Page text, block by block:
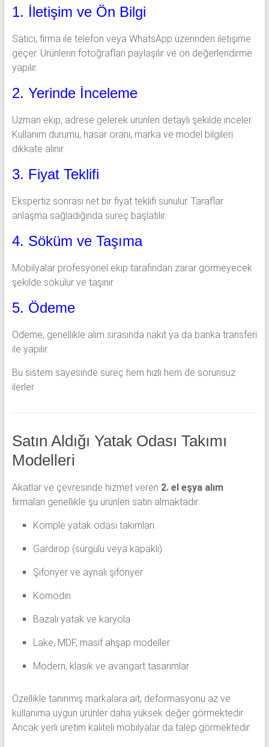
1. İletişim ve Ön Bilgi
Satıcı, firma ile telefon veya WhatsApp üzerinden iletişime
geçer. Ürünlerin fotoğrafları paylaşılır ve ön değerlendirme
yapılır.
2. Yerinde İnceleme
Uzman ekip, adrese gelerek ürünleri detaylı şekilde inceler.
Kullanım durumu, hasar oranı, marka ve model bilgileri
dikkate alınır.
3. Fiyat Teklifi
Ekspertiz sonrası net bir fiyat teklifi sunulur. Taraflar
anlaşma sağladığında süreç başlatılır.
4. Söküm ve Taşıma
Mobilyalar profesyonel ekip tarafından zarar görmeyecek
şekilde sökülür ve taşınır.
5. Ödeme
Ödeme, genellikle alım sırasında nakit ya da banka transferi
ile yapılır.
Bu sistem sayesinde süreç hem hızlı hem de sorunsuz
ilerler.
Satın Aldığı Yatak Odası Takımı
Modelleri
Akatlar ve çevresinde hizmet veren 2. el eşya alım
firmaları genellikle şu ürünleri satın almaktadır:
Komple yatak odası takımları
Gardırop (sürgülü veya kapaklı)
Şifonyer ve aynalı şifonyer
Komodin
Bazalı yatak ve karyola
Lake, MDF, masif ahşap modeller
Modern, klasik ve avangart tasarımlar
Özellikle tanınmış markalara ait, deformasyonu az ve
kullanıma uygun ürünler daha yüksek değer görmektedir.
Ancak yerli üretim kaliteli mobilyalar da talep görmektedir.